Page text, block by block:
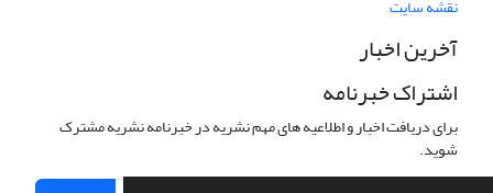
نقشه سایت
آخرین اخبار
اشتراک خبرنامه
برای دریافت اخبار و اطلاعیه های مهم نشریه در خبرنامه نشریه مشترک
شوید.